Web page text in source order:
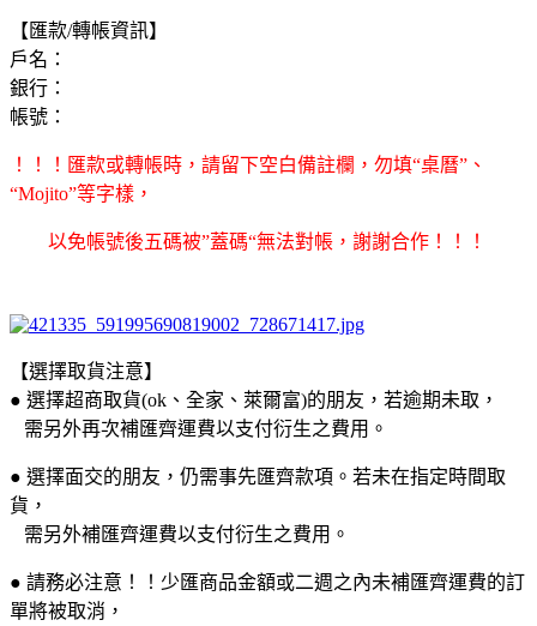
【匯款/轉帳資訊】
戶名：
銀行：
帳號：
！！！匯款或轉帳時，請留下空白備註欄，勿填“桌曆”、
“Mojito”等字樣，
以免帳號後五碼被”蓋碼“無法對帳，謝謝合作！！！
【選擇取貨注意】
● 選擇超商取貨(ok、全家、萊爾富)的朋友，若逾期未取，
需另外再次補匯齊運費以支付衍生之費用。
● 選擇面交的朋友，仍需事先匯齊款項。若未在指定時間取
貨，
需另外補匯齊運費以支付衍生之費用。
● 請務必注意！！少匯商品金額或二週之內未補匯齊運費的訂
單將被取消，